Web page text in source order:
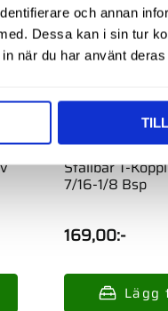
och annan
Dessa kan i sin tur
när du har använt deras
Ställbar T-
7/16-1/8 Bsp
169,00:-